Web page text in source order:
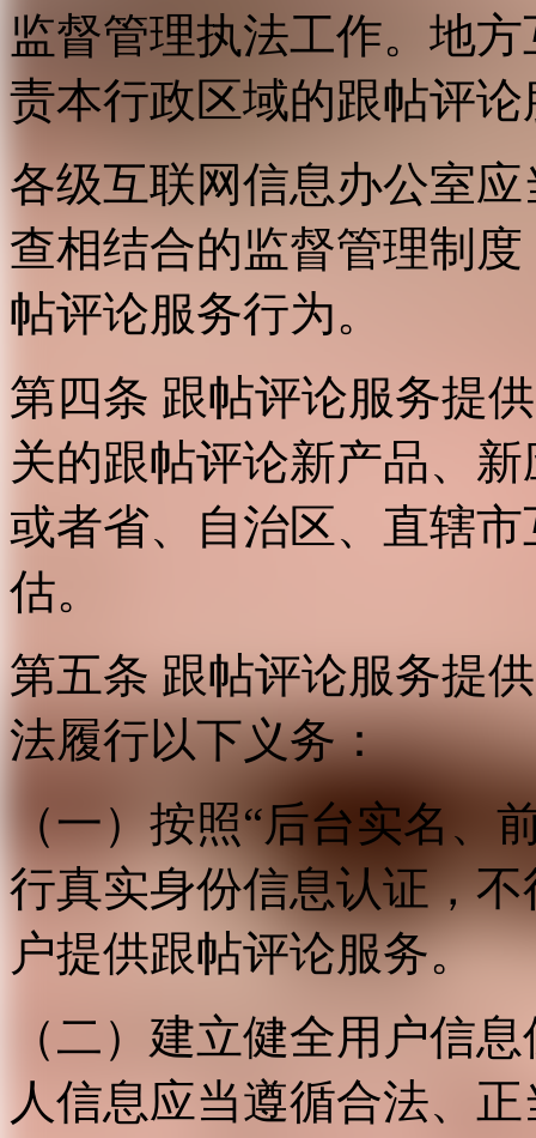
监督管理执法工作。地
责本行政区域的跟帖评
各级互联网信息办公室
查相结合的监督管理制
帖评论服务行为。
第四条 跟帖评论服务提
关的跟帖评论新产品、
或者省、自治区、直辖
估。
第五条 跟帖评论服务提
法履行以下义务：
（一）按照“后台实名、
行真实身份信息认证，
户提供跟帖评论服务。
（二）建立健全用户信
人信息应当遵循合法、